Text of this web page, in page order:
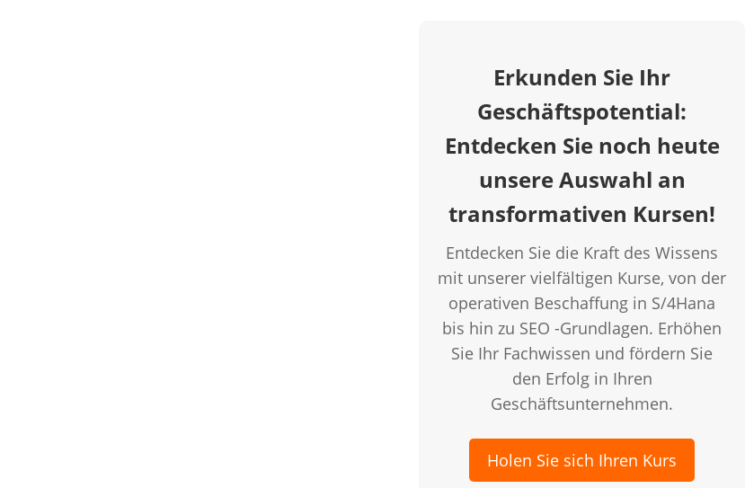
Erkunden Sie Ihr
Geschäftspotential:
Entdecken Sie noch heute
unsere Auswahl an
transformativen Kursen!
Entdecken Sie die Kraft des Wissens
mit unserer vielfältigen Kurse, von der
operativen Beschaffung in S/4Hana
bis hin zu SEO -Grundlagen. Erhöhen
Sie Ihr Fachwissen und fördern Sie
den Erfolg in Ihren
Geschäftsunternehmen.
Holen Sie sich Ihren Kurs